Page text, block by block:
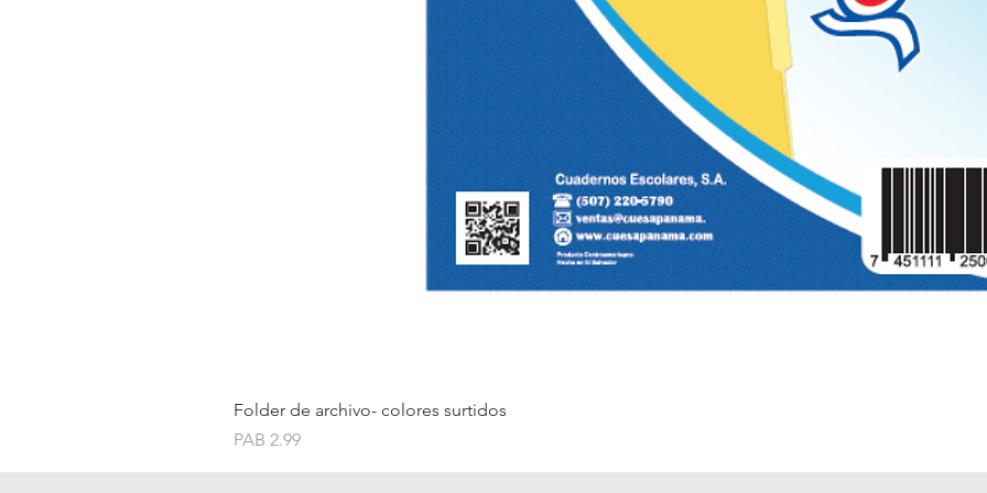
Folder de archivo- colores surtidos
Price
PAB 2.99